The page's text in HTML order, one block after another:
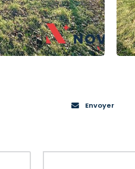
Envoyer